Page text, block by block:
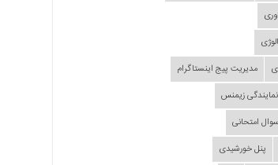
مدیریت پیج اینستاگرام
نمایندگی زیمنس
امتحانی
پنل خورشیدی